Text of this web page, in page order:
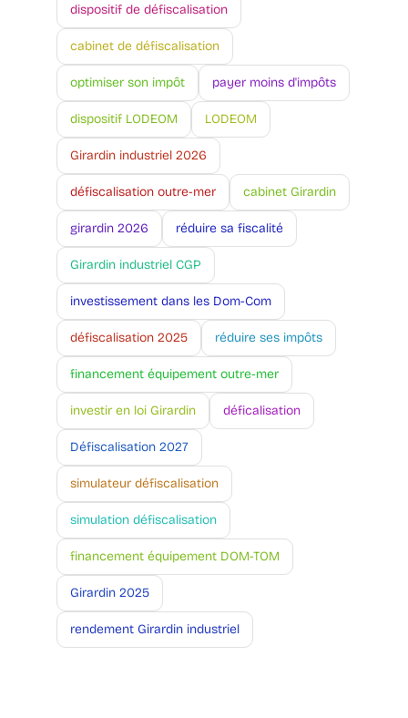
dispositif de défiscalisation
cabinet de défiscalisation
optimiser son impôt payer moins d'impôts
dispositif LODEOM LODEOM
Girardin industriel 2026
défiscalisation outre-mer cabinet Girardin
girardin 2026 réduire sa fiscalité
Girardin industriel CGP
investissement dans les Dom-Com
défiscalisation 2025 réduire ses impôts
financement équipement outre-mer
investir en loi Girardin déficalisation
Défiscalisation 2027
simulateur défiscalisation
simulation défiscalisation
financement équipement DOM-TOM
Girardin 2025
rendement Girardin industriel